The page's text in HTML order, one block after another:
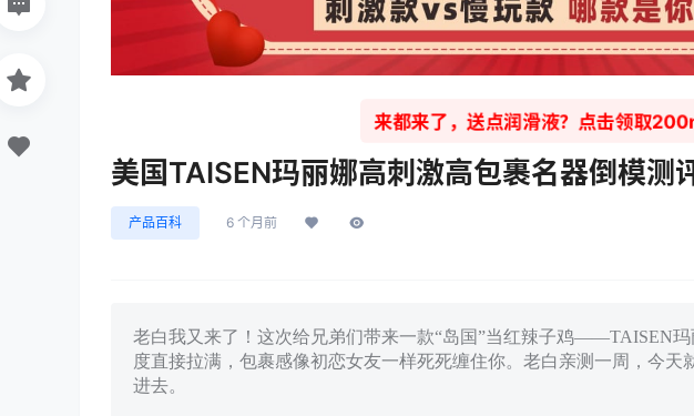
来都来了，送点润滑液？点击领取
美国TAISEN玛丽娜高刺激高包裹名器倒模测
产品百科 6 个月前
老白我又来了！这次给兄弟们带来一款“岛国”当红辣子鸡——TAISEN玛
度直接拉满，包裹感像初恋女友一样死死缠住你。老白亲测一周，今
进去。